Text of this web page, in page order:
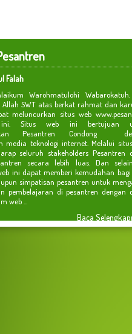
Falah
Warohmatulohi
Allah SWT atas berkat rahmat dan
meluncurkan situs web
ini. Situs web ini bertujuan
Pesantren Condong
media teknologi internet. Melalui
seluruh stakeholders Pesantren
secara lebih luas. Dan
ini dapat memberi kemudahan
simpatisan pesantren untuk
pembelajaran di pesantren dengan
web ...
Baca